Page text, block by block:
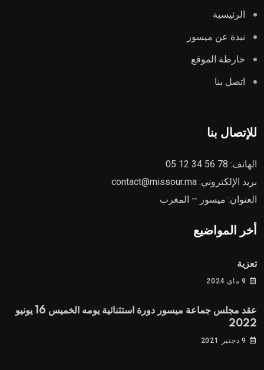
الرئيسية
نبذة عن ميسور
خارطة الموقع
اتصل بنا
للإتصال بنا
الهاتف: 78 56 34 12 05
بريد الإلكتروني: contact@missour.ma
العنوان: ميسور – المغرب
أخر المواضيع
تعزية
9 ماي 2024
عقد مجلس جماعة ميسور دورة استثنائية يومه الخميس 16 يونيو
2022
9 دجنبر 2021